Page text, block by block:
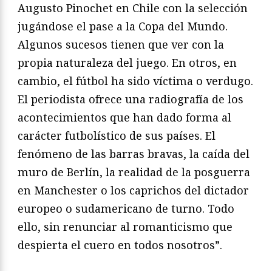
Augusto Pinochet en Chile con la selección
jugándose el pase a la Copa del Mundo.
Algunos sucesos tienen que ver con la
propia naturaleza del juego. En otros, en
cambio, el fútbol ha sido víctima o verdugo.
El periodista ofrece una radiografía de los
acontecimientos que han dado forma al
carácter futbolístico de sus países. El
fenómeno de las barras bravas, la caída del
muro de Berlín, la realidad de la posguerra
en Manchester o los caprichos del dictador
europeo o sudamericano de turno. Todo
ello, sin renunciar al romanticismo que
despierta el cuero en todos nosotros”.